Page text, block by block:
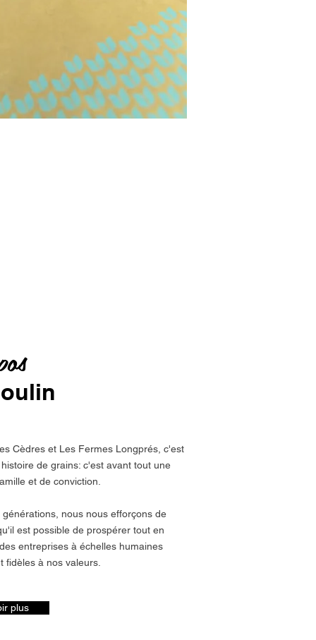
Cèdres et Les Fermes Longprés, c'est
de grains: c'est avant tout une
et de conviction.
générations, nous nous efforçons de
est possible de prospérer tout en
entreprises à échelles humaines
fidèles à nos valeurs.
plus